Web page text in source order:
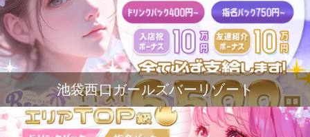
池袋西口ガールズバーリゾート